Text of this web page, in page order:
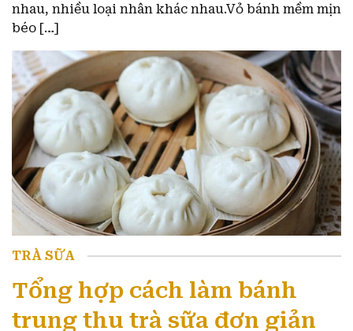
nhau, nhiều loại nhân khác nhau.Vỏ bánh mềm mịn
béo […]
TRÀ SỮA
Tổng hợp cách làm bánh
trung thu trà sữa đơn giản